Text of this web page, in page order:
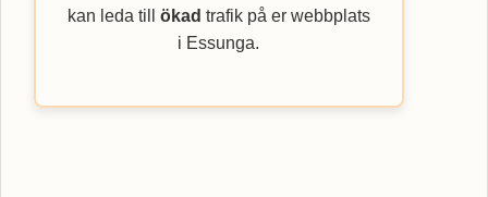
kan leda till ökad trafik på er webbplats
i Essunga.